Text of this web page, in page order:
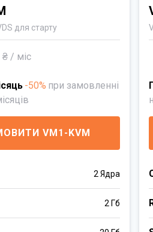
для старту
₴ / міс
-50% при замовленні
VM1-KVM
2 Ядра
2 Гб